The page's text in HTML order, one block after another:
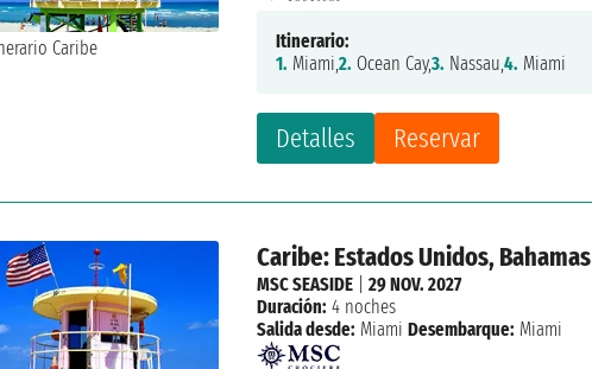
Detalles Reservar
Itinerario:
1. Miami,2. Ocean Cay,3. Nassau,4. Miami
Caribe: Estados Unidos, Bahamas
MSC SEASIDE |29 NOV. 2027
Duración: 4 noches
Salida desde: Miami Desembarque: Miami